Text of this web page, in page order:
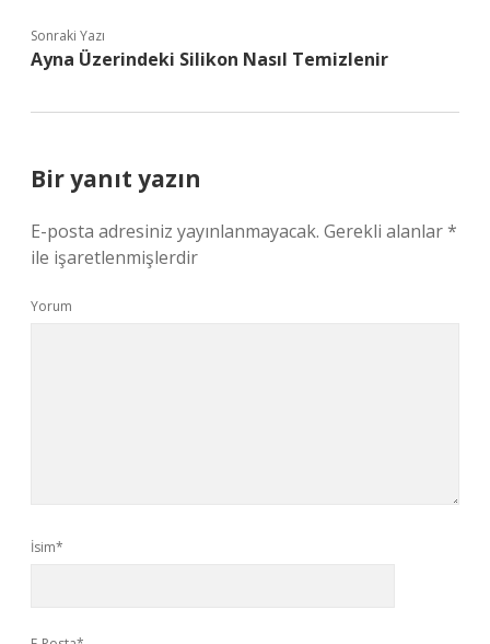
Sonraki Yazı
Ayna Üzerindeki Silikon Nasıl Temizlenir
Bir yanıt yazın
E-posta adresiniz yayınlanmayacak. Gerekli alanlar*
ile işaretlenmişlerdir
Yorum
İsim*